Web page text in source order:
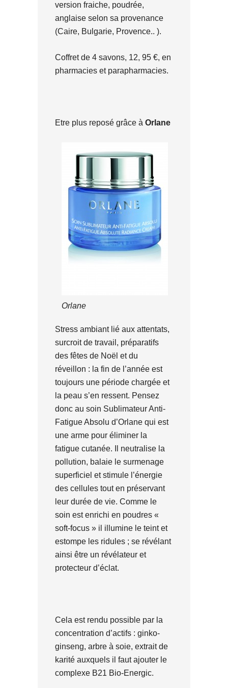
version fraiche, poudrée,
anglaise selon sa provenance
(Caire, Bulgarie, Provence.. ).
Coffret de 4 savons, 12, 95 €, en
pharmacies et parapharmacies.
Etre plus reposé grâce à Orlane
Orlane
Stress ambiant lié aux attentats,
surcroit de travail, préparatifs
des fêtes de Noël et du
réveillon : la fin de l’année est
toujours une période chargée et
la peau s’en ressent. Pensez
donc au soin Sublimateur Anti-
Fatigue Absolu d’Orlane qui est
une arme pour éliminer la
fatigue cutanée. Il neutralise la
pollution, balaie le surmenage
superficiel et stimule l’énergie
des cellules tout en préservant
leur durée de vie. Comme le
soin est enrichi en poudres «
soft-focus » il illumine le teint et
estompe les ridules ; se révélant
ainsi être un révélateur et
protecteur d’éclat.
Cela est rendu possible par la
concentration d’actifs : ginko-
ginseng, arbre à soie, extrait de
karité auxquels il faut ajouter le
complexe B21 Bio-Energic.